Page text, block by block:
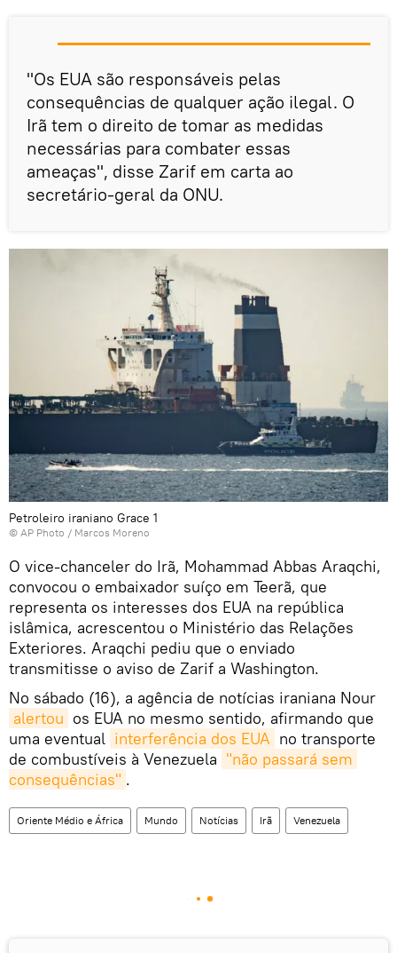
"Os EUA são responsáveis pelas
consequências de qualquer ação ilegal. O
Irã tem o direito de tomar as medidas
necessárias para combater essas
ameaças", disse Zarif em carta ao
secretário-geral da ONU.
Petroleiro iraniano Grace 1
© AP Photo / Marcos Moreno
O vice-chanceler do Irã, Mohammad Abbas Araqchi,
convocou o embaixador suíço em Teerã, que
representa os interesses dos EUA na república
islâmica, acrescentou o Ministério das Relações
Exteriores. Araqchi pediu que o enviado
transmitisse o aviso de Zarif a Washington.
No sábado (16), a agência de notícias iraniana Nour
alertou os EUA no mesmo sentido, afirmando que
uma eventual interferência dos EUA no transporte
de combustíveis à Venezuela "não passará sem
consequências" .
Oriente Médio e África Mundo Notícias Irã Venezuela